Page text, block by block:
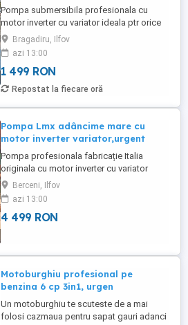
Pompa submersibila profesionala cu
motor inverter cu variator ideala ptr orice
casa și grădina, ptr puțuri cu apa curata,
murdara, nisipoasa. Ideala ptr
decolmatarea puțurilor deoarece are o
rezistenta foarte mare la nisip(1250g) la
M3 Ideala ptr sistemul de aspersoare
deoarece în circuit închis sub ...
Bragadiru, Ilfov
azi 13:00
1 499 RON
Repostat la fiecare oră
Pompa Lmx adâncime mare cu
motor inverter variator,urgent
Pompa profesionala fabricație Italia
originala cu motor inverter cu variator
incorporat, fabricata din cele mai bune și
rezistente materiale, atât ptr apele curate
dar și ptr apele murdare cu mult nisip și de
adâncime mare sau de suprafață. Este o
Berceni, Ilfov
azi 13:00
4 499 RON
Motoburghiu profesional pe
benzina 6 cp 3in1, urgen
Un motoburghiu te scuteste de a mai
folosi cazmaua pentru sapat gauri adanci